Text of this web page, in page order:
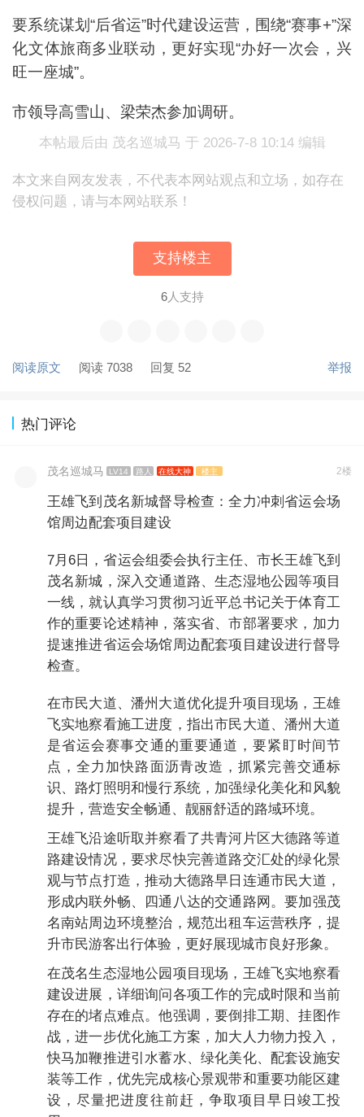
要系统谋划“后省运”时代建设运营，围绕“赛事+”深
化文体旅商多业联动，更好实现“办好一次会，兴
旺一座城”。
市领导高雪山、梁荣杰参加调研。
本帖最后由 茂名巡城马 于 2026-7-8 10:14 编辑
本文来自网友发表，不代表本网站观点和立场，如存在
侵权问题，请与本网站联系！
支持楼主
6人支持
阅读原文 阅读 7038 回复 52 举报
热门评论
茂名巡城马 LV14 路人 在线大神 楼主 2楼
王雄飞到茂名新城督导检查：全力冲刺省运会场
馆周边配套项目建设
7月6日，省运会组委会执行主任、市长王雄飞到
茂名新城，深入交通道路、生态湿地公园等项目
一线，就认真学习贯彻习近平总书记关于体育工
作的重要论述精神，落实省、市部署要求，加力
提速推进省运会场馆周边配套项目建设进行督导
检查。
在市民大道、潘州大道优化提升项目现场，王雄
飞实地察看施工进度，指出市民大道、潘州大道
是省运会赛事交通的重要通道，要紧盯时间节
点，全力加快路面沥青改造，抓紧完善交通标
识、路灯照明和慢行系统，加强绿化美化和风貌
提升，营造安全畅通、靓丽舒适的路域环境。
王雄飞沿途听取并察看了共青河片区大德路等道
路建设情况，要求尽快完善道路交汇处的绿化景
观与节点打造，推动大德路早日连通市民大道，
形成内联外畅、四通八达的交通路网。要加强茂
名南站周边环境整治，规范出租车运营秩序，提
升市民游客出行体验，更好展现城市良好形象。
在茂名生态湿地公园项目现场，王雄飞实地察看
建设进展，详细询问各项工作的完成时限和当前
存在的堵点难点。他强调，要倒排工期、挂图作
战，进一步优化施工方案，加大人力物力投入，
快马加鞭推进引水蓄水、绿化美化、配套设施安
装等工作，优先完成核心景观带和重要功能区建
设，尽量把进度往前赶，争取项目早日竣工投